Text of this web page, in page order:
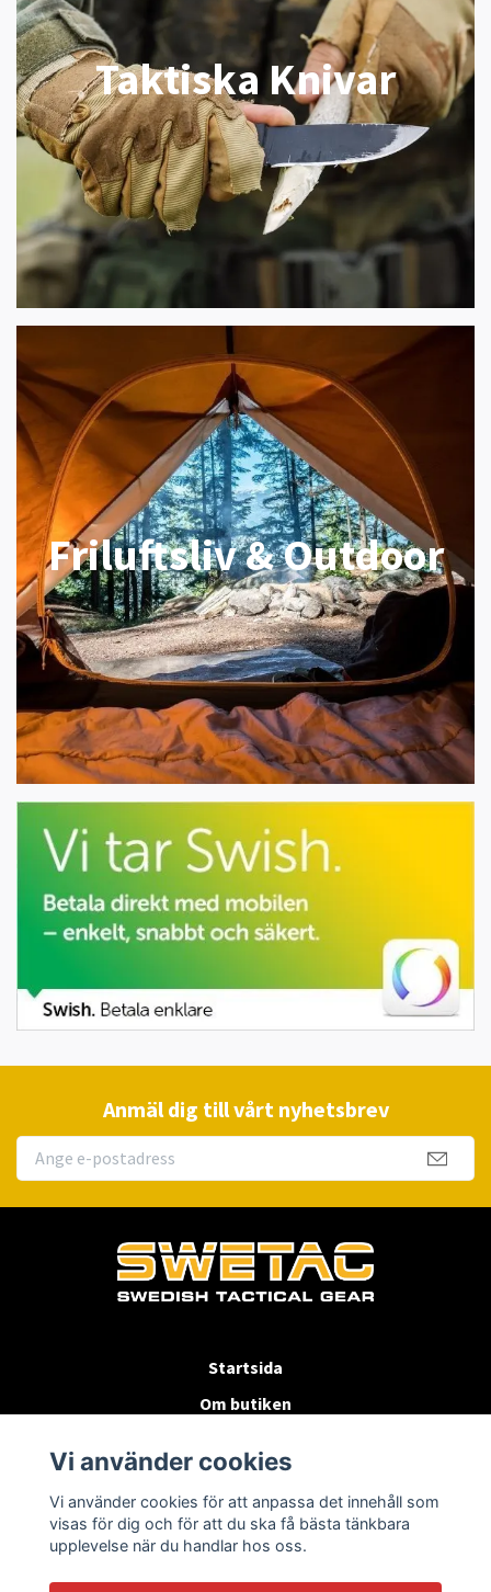
Taktiska Knivar
Friluftsliv & Outdoor
Anmäl dig till vårt nyhetsbrev
Startsida
Om butiken
Byten & Returer
Kontakta oss
Vi använder cookies
Vi använder cookies för att anpassa det innehåll som
visas för dig och för att du ska få bästa tänkbara
upplevelse när du handlar hos oss.